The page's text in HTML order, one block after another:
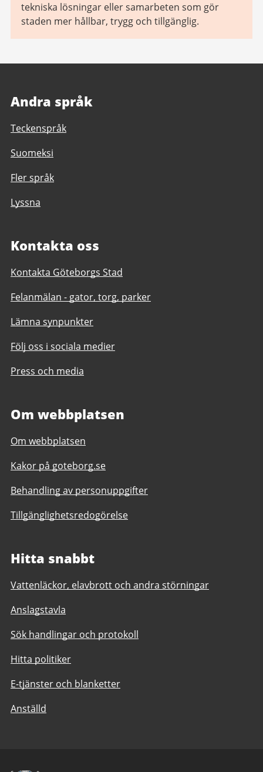
tekniska lösningar eller samarbeten som gör
staden mer hållbar, trygg och tillgänglig.
Andra språk
Teckenspråk
Suomeksi
Fler språk
Lyssna
Kontakta oss
Kontakta Göteborgs Stad
Felanmälan - gator, torg, parker
Lämna synpunkter
Följ oss i sociala medier
Press och media
Om webbplatsen
Om webbplatsen
Kakor på goteborg.se
Behandling av personuppgifter
Tillgänglighetsredogörelse
Hitta snabbt
Vattenläckor, elavbrott och andra störningar
Anslagstavla
Sök handlingar och protokoll
Hitta politiker
E-tjänster och blanketter
Anställd